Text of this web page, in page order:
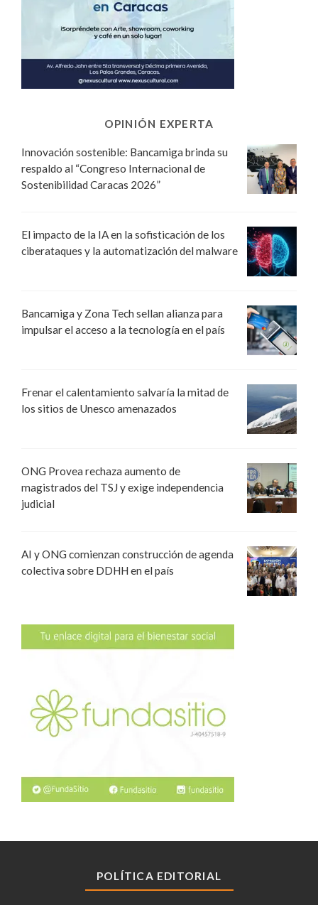
OPINIÓN EXPERTA
Innovación sostenible: Bancamiga brinda su
respaldo al “Congreso Internacional de
Sostenibilidad Caracas 2026”
El impacto de la IA en la sofisticación de los
ciberataques y la automatización del malware
Bancamiga y Zona Tech sellan alianza para
impulsar el acceso a la tecnología en el país
Frenar el calentamiento salvaría la mitad de
los sitios de Unesco amenazados
ONG Provea rechaza aumento de
magistrados del TSJ y exige independencia
judicial
AI y ONG comienzan construcción de agenda
colectiva sobre DDHH en el país
POLÍTICA EDITORIAL